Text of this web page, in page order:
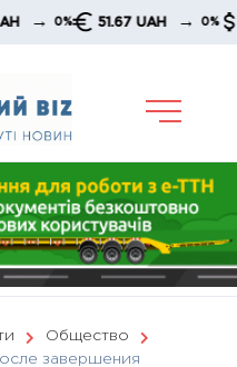
0% 51.67 UAH → 0%
Общество
завершения